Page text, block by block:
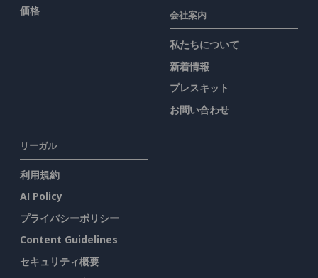
価格
会社案内
私たちについて
新着情報
プレスキット
お問い合わせ
リーガル
利用規約
AI Policy
プライバシーポリシー
Content Guidelines
セキュリティ概要